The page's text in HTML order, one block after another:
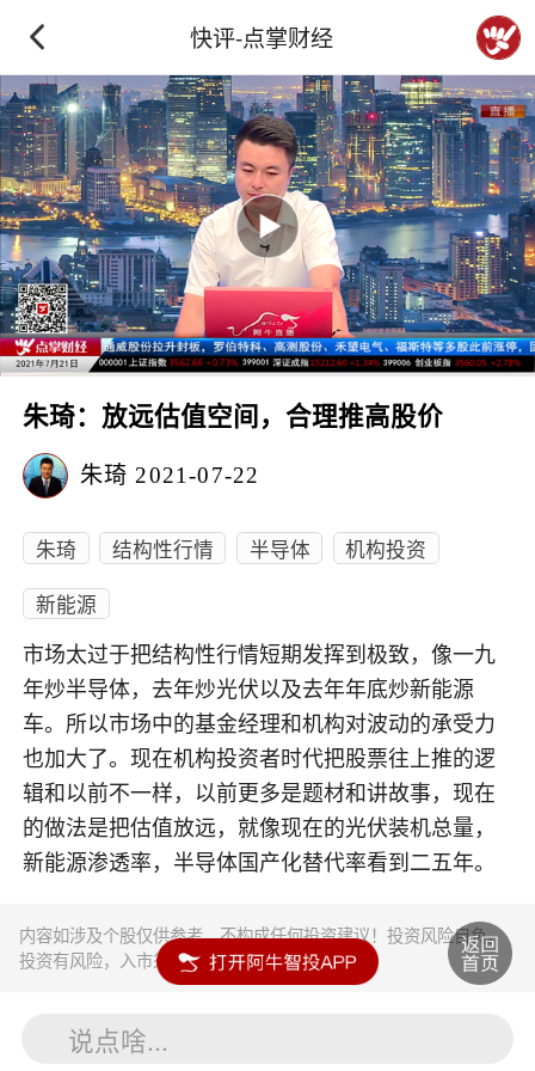
快评-点掌财经
朱琦：放远估值空间，合理推高股价
朱琦 2021-07-22
朱琦 结构性行情 半导体
机构投资
新能源
市场太过于把结构性行情短期发挥到极致，像一九
年炒半导体，去年炒光伏以及去年年底炒新能源
车。所以市场中的基金经理和机构对波动的承受力
也加大了。现在机构投资者时代把股票往上推的逻
辑和以前不一样，以前更多是题材和讲故事，现在
的做法是把估值放远，就像现在的光伏装机总量，
新能源渗透率，半导体国产化替代率看到二五年。
内容如涉及个股仅供参考，不构成任何投资建议！投资风险自负。
投资有风险，入市须谨慎。
说点啥...